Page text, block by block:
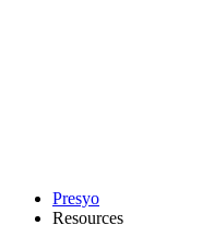
Presyo
Resources